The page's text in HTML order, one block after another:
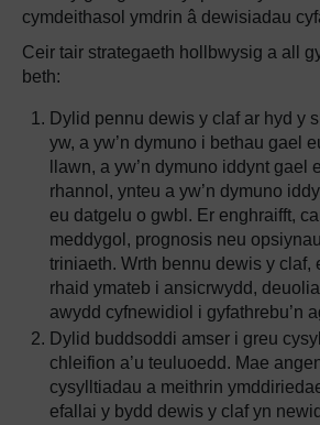
cymdeithasol ymdrin â dewisiadau
Ceir tair strategaeth hollbwysig a all
beth:
Dylid pennu dewis y claf ar hyd y
yw, a yw’n dymuno i bethau gael
llawn, a yw’n dymuno iddynt gael
rhannol, ynteu a yw’n dymuno
eu datgelu o gwbl. Er enghraifft,
meddygol, prognosis neu
triniaeth. Wrth bennu dewis y claf,
rhaid ymateb i ansicrwydd,
awydd cyfnewidiol i gyfathrebu’n
Dylid buddsoddi amser i greu
chleifion a’u teuluoedd. Mae
cysylltiadau a meithrin
efallai y bydd dewis y claf yn